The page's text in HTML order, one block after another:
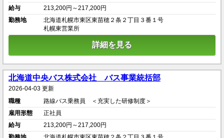
給与
213,200円～217,200円
勤務地
北海道札幌市東区東苗穂２条２丁目３番１号
札幌東営業所
詳細を見る
北海道中央バス株式会社 バス事業統括部
2026-04-03 更新
職種
路線バス乗務員 ＜充実した研修制度＞
雇用形態
正社員
給与
213,200円～217,200円